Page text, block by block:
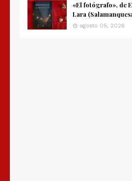
«El fotógrafo», de
Lara
agosto 05, 2026